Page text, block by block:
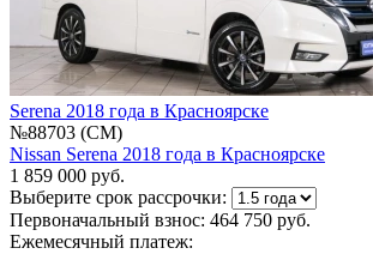
Serena 2018 года в Красноярске
№88703 (CM)
Nissan Serena 2018 года в Красноярске
1 859 000 руб.
Выберите срок рассрочки:
Первоначальный взнос: 464 750 руб.
Ежемесячный платеж: